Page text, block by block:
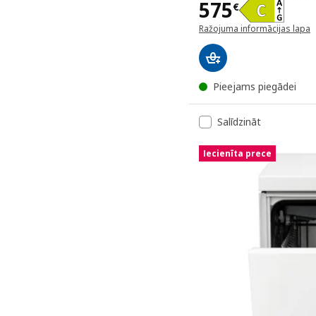
575€
Cena 575€
Ražojuma informācijas lapa
Pieejams piegādei
Salīdzināt
Iecienīta prece